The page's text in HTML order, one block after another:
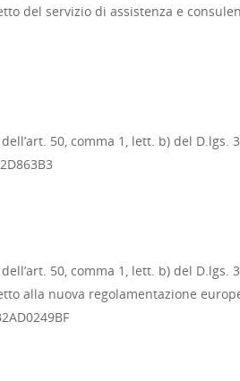
del servizio di assistenza e
50, comma 1, lett. b) del
50, comma 1, lett. b) del
alla nuova regolamentazione